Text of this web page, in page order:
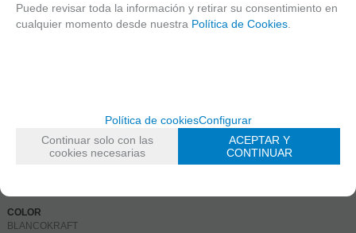
CAJAS POR PALET10 (base de 6 + base de 4)
DESCRIPCIÓN TÉCNICA
MATERIAL
COLOR
BLANCOKRAFT
Puede revisar toda la información y retirar su consentimiento en
cualquier momento desde nuestra Política de Cookies
Política de cookiesConfigurar
Continuar solo con las
cookies necesarias
ACEPTAR Y
CONTINUAR